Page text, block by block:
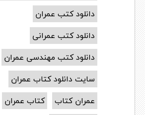
دانلود کتب عمران
دانلود کتب عمرانی
دانلود کتب مهندسی عمران
سایت دانلود کتاب عمران
عمران کتاب
کتاب عمران